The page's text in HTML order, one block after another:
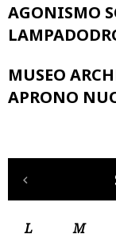
AGONISMO
MUSEO
APRONO
L M